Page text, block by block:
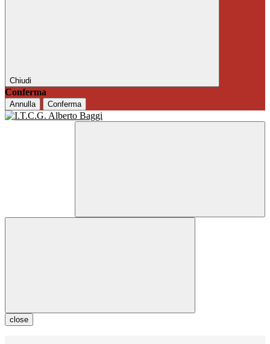
Chiudi
Conferma
Annulla Conferma
close